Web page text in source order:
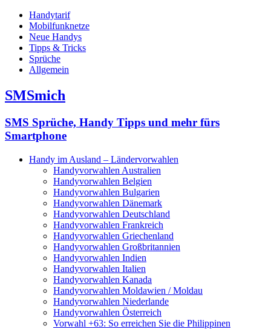
Handytarif
Mobilfunknetze
Neue Handys
Tipps & Tricks
Sprüche
Allgemein
SMSmich
SMS Sprüche, Handy Tipps und mehr fürs
Smartphone
Handy im Ausland – Ländervorwahlen
Handyvorwahlen Australien
Handyvorwahlen Belgien
Handyvorwahlen Bulgarien
Handyvorwahlen Dänemark
Handyvorwahlen Deutschland
Handyvorwahlen Frankreich
Handyvorwahlen Griechenland
Handyvorwahlen Großbritannien
Handyvorwahlen Indien
Handyvorwahlen Italien
Handyvorwahlen Kanada
Handyvorwahlen Moldawien / Moldau
Handyvorwahlen Niederlande
Handyvorwahlen Österreich
Vorwahl +63: So erreichen Sie die Philippinen